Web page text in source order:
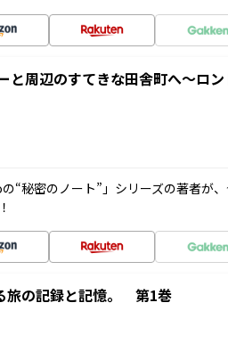
と周辺のすてきな田舎町へ～ロ
“秘密のノート”」シリーズの著者が
旅の記録と記憶。 第1巻